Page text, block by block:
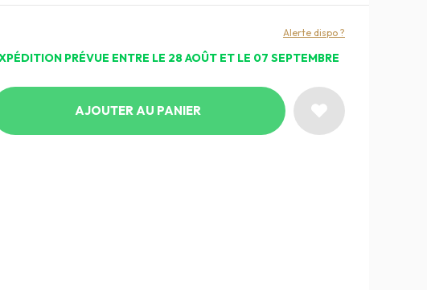
PRÉVUE ENTRE LE 28 AOÛT ET LE 07 SEPTEMBRE
Alerte dispo ?
AJOUTER AU PANIER